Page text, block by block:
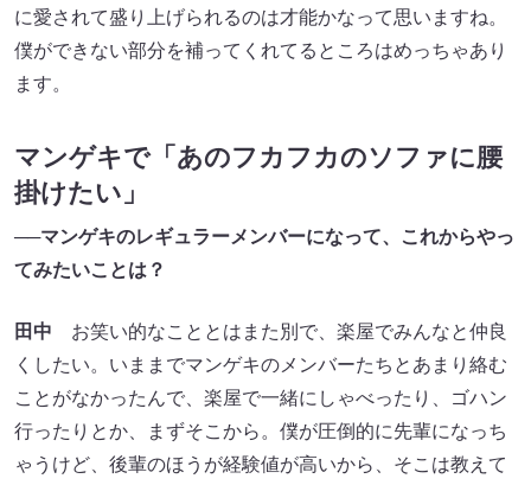
に愛されて盛り上げられるのは才能かなって思いますね。
僕ができない部分を補ってくれてるところはめっちゃあり
ます。
マンゲキで「あのフカフカのソファに腰
掛けたい」
──マンゲキのレギュラーメンバーになって、これからやっ
てみたいことは？
田中 お笑い的なこととはまた別で、楽屋でみんなと仲良
くしたい。いままでマンゲキのメンバーたちとあまり絡む
ことがなかったんで、楽屋で一緒にしゃべったり、ゴハン
行ったりとか、まずそこから。僕が圧倒的に先輩になっち
ゃうけど、後輩のほうが経験値が高いから、そこは教えて